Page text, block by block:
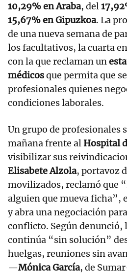
10,29% en Araba, del
15,67% en Gipuzkoa. La
de una nueva semana de
los facultativos, la cuarta
con la que reclaman un
médicosque permita que
profesionales quienes
condiciones laborales.
Un grupo de profesionales
mañana frente al Hospital
visibilizar sus
Elisabete Alzola, portavoz
movilizados, reclamó que
alguien que mueva ficha”,
y abra una negociación
conflicto. Según denunció,
continúa “sin solución”
huelgas, reuniones sin
—Mónica García, de